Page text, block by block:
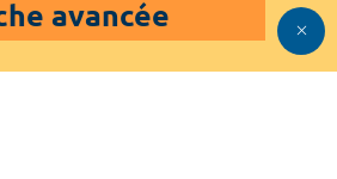
avancée